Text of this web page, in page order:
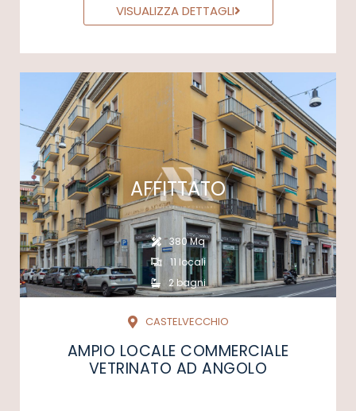
VISUALIZZA DETTAGLI
AFFITTATO
380 Mq
11 locali
2 bagni
CASTELVECCHIO
AMPIO LOCALE COMMERCIALE
VETRINATO AD ANGOLO